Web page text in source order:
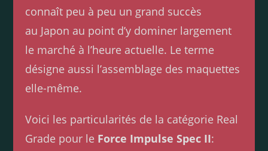
connaît peu à peu un grand succès
au Japon au point d’y dominer largement
le marché à l’heure actuelle. Le terme
désigne aussi l’assemblage des maquettes
elle-même.
Voici les particularités de la catégorie Real
Grade pour le Force Impulse Spec II: